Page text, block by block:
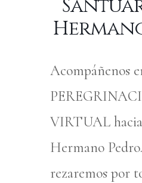
Acompáñenos
VIRTUAL
Hermano
rezaremos por